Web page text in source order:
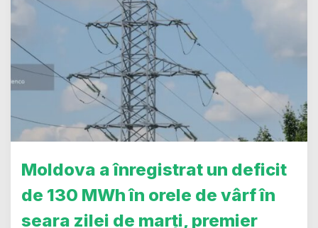
Moldova a înregistrat un deficit
de 130 MWh în orele de vârf în
seara zilei de marți, premier